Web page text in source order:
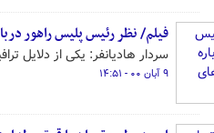
فیلم/ نظر رئیس پلیس راهور
سردار هادیانفر: یکی از دلایل
۹ آبان ۰۰ - ۱۴:۵۱